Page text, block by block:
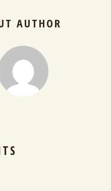
AUTHOR